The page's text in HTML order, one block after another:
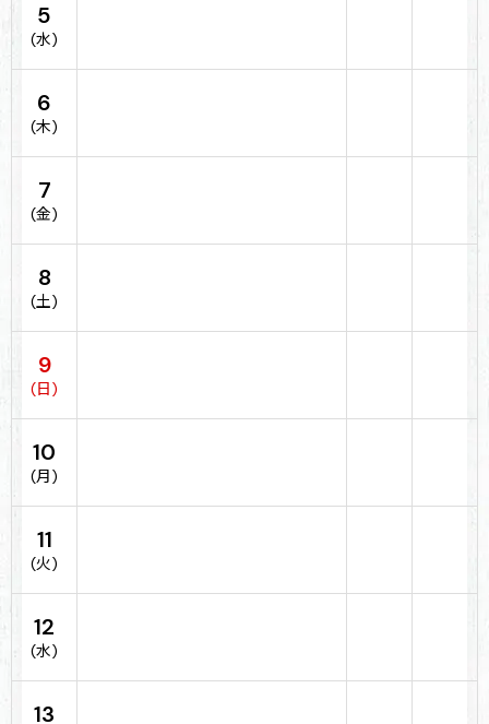
5
(水)
6
(木)
7
(金)
8
(土)
9
(日)
10
(月)
11
(火)
12
(水)
13